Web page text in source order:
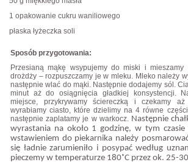
1 opakowanie cukru waniliowego
płaska łyżeczka soli
Sposób przygotowania:
Przesianą mąkę wsypujemy do miski i
drożdży – rozpuszczamy je w mleku. Mleko należy
następnie wlać do mąki. Następnie dodajemy sól.
minut aż do osiągnięcia gładkiej konsystencji.
miejsce, przykrywamy ściereczką i czekamy
wyrabiamy ciasto, które dzielimy na 4 równe
następnie zaplatamy je w warkocz. Następnie
wyrastania na około 1 godzinę, w tym czasie
wstawieniem do piekarnika należy
się ładnie zarumieniło i posypać według
pieczemy w temperaturze 180˚C przez ok. 25-